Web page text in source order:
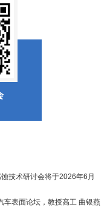
会
技术研讨会将于2026年6月
车表面论坛，教授高工 曲银燕